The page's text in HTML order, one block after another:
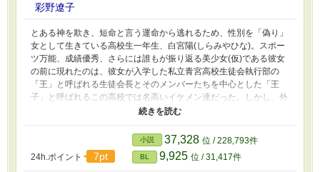
彩野遼子
とある神を欺き、短命と言う運命から逃れるため、性別を「偽り」
女として生きている高校生一年生、白宮陽(しらみやひな)。スポー
ツ万能、成績優秀、さらには誰もが振り返る美少女(仮)である彼女
の前に現れたのは、彼女が入学した私立青宮高校生徒会執行部の
「王」と呼ばれる生徒会長とそのメンバーたちを中心とした「王
子」と呼ばれるこの高校では名高いイケメン達だった。しかし、外
見だけ女子の陽にとって同性である彼らは恋愛対象になるはずもな
情を知る幼馴染の黒坂虎向（くろさかこなた）、同じクラスの頼り
になるけどどこか変わっている姉御肌な女子生徒、花石美律（はな
いしみのり）らとの平穏なスクールライフを守るため、王子達との
24h.ポイント 7pt
小説 37,328 位 / 228,793件
BL 9,925 位 / 31,417件